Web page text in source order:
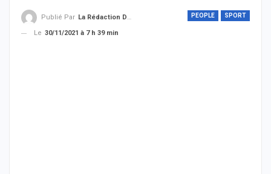
PEOPLE SPORT
Publié Par La Rédaction De THIEYSENEGAL.com
Le 30/11/2021 à 7 h 39 min